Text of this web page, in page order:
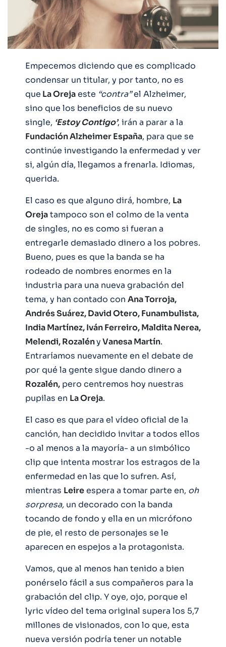
Empecemos diciendo que es complicado
condensar un titular, y por tanto, no es
que La Orejaeste “contra”el Alzheimer,
sino que los beneficios de su nuevo
single, ‘Estoy Contigo’, irán a parar a la
Fundación Alzheimer España, para que se
continúe investigando la enfermedad y ver
si, algún día, llegamos a frenarla. Idiomas,
querida.
El caso es que alguno dirá, hombre, La
Orejatampoco son el colmo de la venta
de singles, no es como si fueran a
entregarle demasiado dinero a los pobres.
Bueno, pues es que la banda se ha
rodeado de nombres enormes en la
industria para una nueva grabación del
tema, y han contado con Ana Torroja,
Andrés Suárez, David Otero, Funambulista,
India Martínez, Iván Ferreiro, Maldita Nerea,
Melendi, RozalényVanesa Martín.
Entraríamos nuevamente en el debate de
por qué la gente sigue dando dinero a
Rozalén, pero centremos hoy nuestras
pupilas en La Oreja.
El caso es que para el vídeo oficial de la
canción, han decidido invitar a todos ellos
-o al menos a la mayoría- a un simbólico
clip que intenta mostrar los estragos de la
enfermedad en las que lo sufren. Así,
mientras Leireespera a tomar parte en, oh
sorpresa, un decorado con la banda
tocando de fondo y ella en un micrófono
de pie, el resto de personajes se le
aparecen en espejos a la protagonista.
Vamos, que al menos han tenido a bien
ponérselo fácil a sus compañeros para la
grabación del clip. Y oye, ojo, porque el
lyric vídeo del tema original supera los 5,7
millones de visionados, con lo que, esta
nueva versión podría tener un notable